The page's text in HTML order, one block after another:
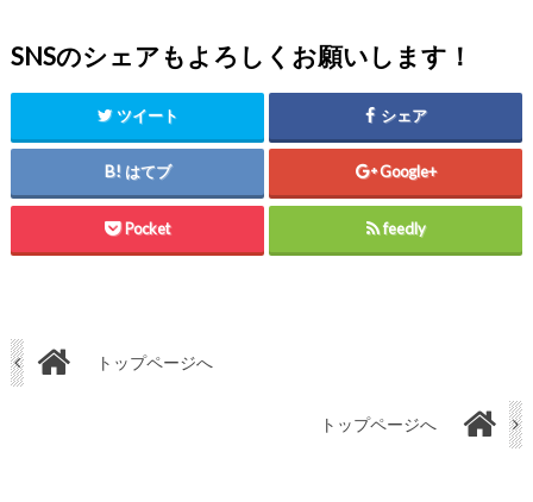
SNSのシェアもよろしくお願いします！
ツイート シェア
はてブ Google+
Pocket feedly
トップページへ
トップページへ